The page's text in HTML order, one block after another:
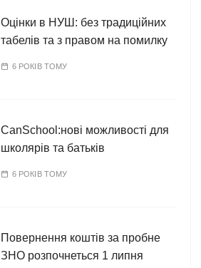
Оцінки в НУШ: без традиційних
табелів та з правом на помилку
6 РОКІВ ТОМУ
CanSchool:нові можливості для
школярів та батьків
6 РОКІВ ТОМУ
Повернення коштів за пробне
ЗНО розпочнеться 1 липня